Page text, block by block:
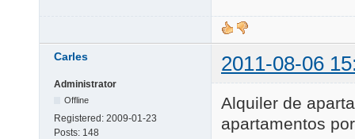
Carles 2011-08-06
Administrator
Offline
Registered: 2009-01-23
Posts: 148
Alquiler de
apartamentos